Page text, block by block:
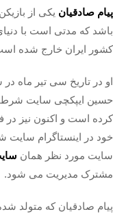
پیام صادقیان یکی از
باشد که مدتی است با
کشور ایران خارج شده
حسین ایپکچی سایت شرط
کرده است و اکنون نیز
خود در اینستاگرام سایت
سایت مورد نظر همان
مشترک مدیریت می شود.